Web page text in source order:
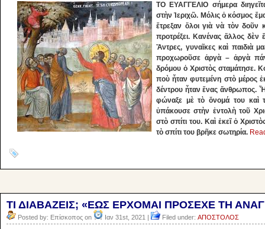
ΤΟ ΕΥΑΓΓΕΛΙΟ σήμερα
στὴν Ἰεριχῶ. Μόλις ὁ κόσμος
ἔτρεξαν ὅλοι γιὰ νὰ τὸν
προτρέξει. Κανένας ἄλλος δὲν
Ἄντρες, γυναῖκες καὶ παιδιὰ
προχωροῦσε ἀργὰ – ἀργὰ
δρόμου ὁ Χριστὸς σταμάτησε.
ποὺ ἦταν φυτεμένη στὸ μέρος
δέντρου ἦταν ἕνας ἄνθρωπος.
φώναξε μὲ τὸ ὄνομά του καὶ
ὑπάκουσε στὴν ἐντολὴ τοῦ
στὸ σπίτι του. Καὶ ἐκεῖ ὁ
τὸ σπίτι του βρῆκε σωτηρία.
ΤΙ ΔΙΑΒΑΖΕΙΣ; «ΕΩΣ ΕΡΧΟΜΑΙ ΠΡΟΣΕΧΕ ΤΗ
Posted by: Επίσκοπος on Ιαν 31st, 2021 | Filed under: ΑΠΟΣΤΟΛΟΣ